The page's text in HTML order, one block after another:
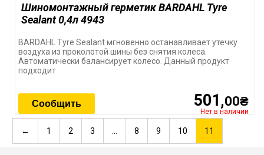
Шиномонтажный герметик BARDAHL Tyre
Sealant 0,4л 4943
BARDAHL Tyre Sealant мгновенно останавливает утечку
воздуха из проколотой шины без снятия колеса.
Автоматически балансирует колесо. Данный продукт
подходит
501,00₴
Нет в наличии
Сообщить
← 1 2 3 … 8 9 10 11